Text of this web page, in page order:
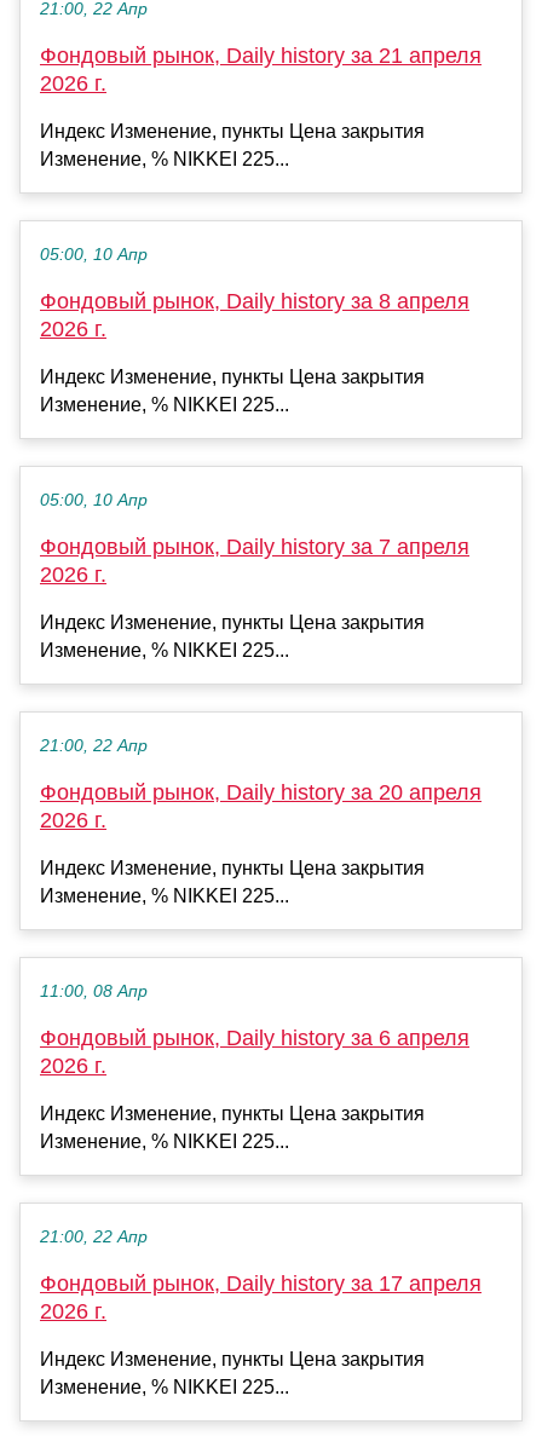
21:00, 22 Апр
Фондовый рынок, Daily history за 21 апреля
2026 г.
Индекс Изменение, пункты Цена закрытия
Изменение, % NIKKEI 225...
05:00, 10 Апр
Фондовый рынок, Daily history за 8 апреля
2026 г.
Индекс Изменение, пункты Цена закрытия
Изменение, % NIKKEI 225...
05:00, 10 Апр
Фондовый рынок, Daily history за 7 апреля
2026 г.
Индекс Изменение, пункты Цена закрытия
Изменение, % NIKKEI 225...
21:00, 22 Апр
Фондовый рынок, Daily history за 20 апреля
2026 г.
Индекс Изменение, пункты Цена закрытия
Изменение, % NIKKEI 225...
11:00, 08 Апр
Фондовый рынок, Daily history за 6 апреля
2026 г.
Индекс Изменение, пункты Цена закрытия
Изменение, % NIKKEI 225...
21:00, 22 Апр
Фондовый рынок, Daily history за 17 апреля
2026 г.
Индекс Изменение, пункты Цена закрытия
Изменение, % NIKKEI 225...